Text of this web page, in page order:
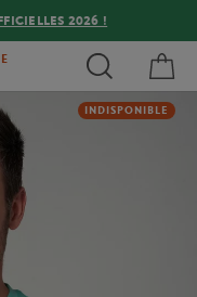
2026 !
INDISPONIBLE